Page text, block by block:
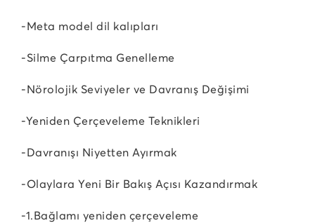
-Meta model dil kalıpları
-Silme Çarpıtma Genelleme
-Nörolojik Seviyeler ve Davranış Değişimi
-Yeniden Çerçeveleme Teknikleri
-Davranışı Niyetten Ayırmak
-Olaylara Yeni Bir Bakış Açısı Kazandırmak
-1.Bağlamı yeniden çerçeveleme